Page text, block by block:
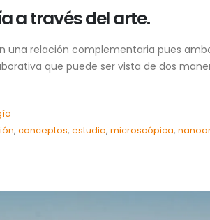
a través del arte.
una relación complementaria pues
que puede ser vista de dos
, conceptos, estudio, microscópica,